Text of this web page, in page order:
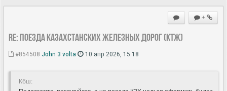
+
Re: Поезда Казахстанских железных дорог (КТЖ)
#854508 John 3 volta 10 апр 2026, 15:18
Кбш: